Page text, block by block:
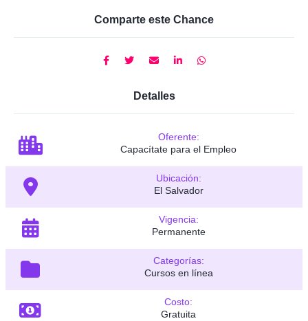
Comparte este Chance
Detalles
Oferente:
Capacítate para el Empleo
Ubicación:
El Salvador
Vigencia:
Permanente
Categorías:
Cursos en línea
Costo:
Gratuita